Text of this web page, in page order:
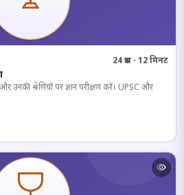
24 प्रश्न · 12 मिनट
उनकी श्रेणियों पर ज्ञान परीक्षण करें। UPSC और